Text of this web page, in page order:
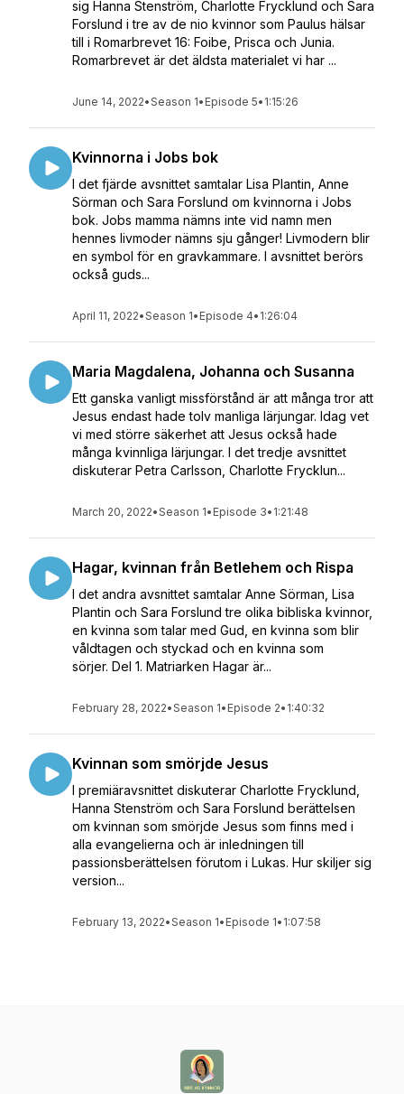
sig Hanna Stenström, Charlotte Frycklund och Sara
Forslund i tre av de nio kvinnor som Paulus hälsar
till i Romarbrevet 16: Foibe, Prisca och Junia.
Romarbrevet är det äldsta materialet vi har ...
June 14, 2022•Season 1• Episode 5• 1:15:26
Kvinnorna i Jobs bok
I det fjärde avsnittet samtalar Lisa Plantin, Anne
Sörman och Sara Forslund om kvinnorna i Jobs
bok. Jobs mamma nämns inte vid namn men
hennes livmoder nämns sju gånger! Livmodern blir
en symbol för en gravkammare. I avsnittet berörs
också guds...
April 11, 2022•Season 1• Episode 4• 1:26:04
Maria Magdalena, Johanna och Susanna
Ett ganska vanligt missförstånd är att många tror att
Jesus endast hade tolv manliga lärjungar. Idag vet
vi med större säkerhet att Jesus också hade
många kvinnliga lärjungar. I det tredje avsnittet
diskuterar Petra Carlsson, Charlotte Frycklun...
March 20, 2022•Season 1• Episode 3• 1:21:48
Hagar, kvinnan från Betlehem och Rispa
I det andra avsnittet samtalar Anne Sörman, Lisa
Plantin och Sara Forslund tre olika bibliska kvinnor,
en kvinna som talar med Gud, en kvinna som blir
våldtagen och styckad och en kvinna som
sörjer. Del 1. Matriarken Hagar är...
February 28, 2022•Season 1• Episode 2• 1:40:32
Kvinnan som smörjde Jesus
I premiäravsnittet diskuterar Charlotte Frycklund,
Hanna Stenström och Sara Forslund berättelsen
om kvinnan som smörjde Jesus som finns med i
alla evangelierna och är inledningen till
passionsberättelsen förutom i Lukas. Hur skiljer sig
version...
February 13, 2022•Season 1• Episode 1• 1:07:58